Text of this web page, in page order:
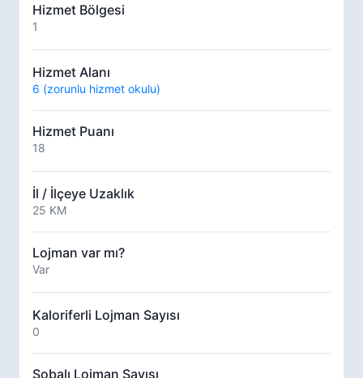
Hizmet Bölgesi
1
Hizmet Alanı
6 (zorunlu hizmet okulu)
Hizmet Puanı
18
İl / İlçeye Uzaklık
25 KM
Lojman var mı?
Var
Kaloriferli Lojman Sayısı
0
Sobalı Lojman Sayısı